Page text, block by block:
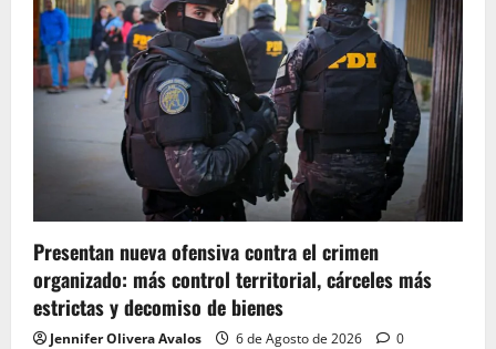
Presentan nueva ofensiva contra el crimen
organizado: más control territorial, cárceles más
estrictas y decomiso de bienes
Jennifer Olivera Avalos 6 de Agosto de 2026 0